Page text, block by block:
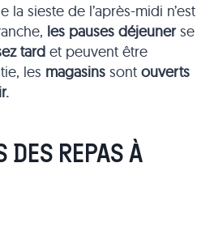
la sieste de l’après-midi n’est
les pauses déjeunerse
tardet peuvent être
les magasins sont ouverts
DES REPAS À